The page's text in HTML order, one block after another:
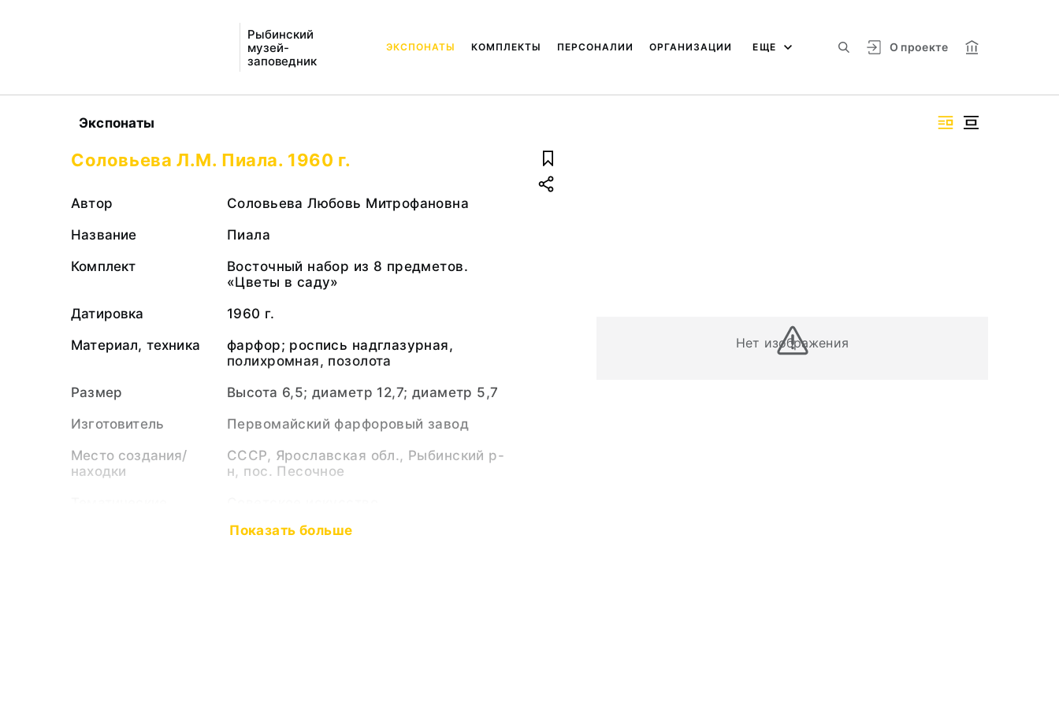
Рыбинский
музей-
заповедник
О проекте
ЭКСПОНАТЫ КОМПЛЕКТЫ ПЕРСОНАЛИИ ОРГАНИЗАЦИИ ЕЩЕ
Экспонаты
Нет изображения
Соловьева Л.М. Пиала. 1960 г.
Автор
Соловьева Любовь Митрофановна
Название
Пиала
Комплект
Восточный набор из 8 предметов.
«Цветы в саду»
Датировка
1960 г.
Материал, техника
фарфор; роспись надглазурная,
полихромная, позолота
Размер
Высота 6,5; диаметр 12,7; диаметр 5,7
Изготовитель
Первомайский фарфоровый завод
Место создания/
находки
СССР, Ярославская обл., Рыбинский р-
н, пос. Песочное
Показать больше